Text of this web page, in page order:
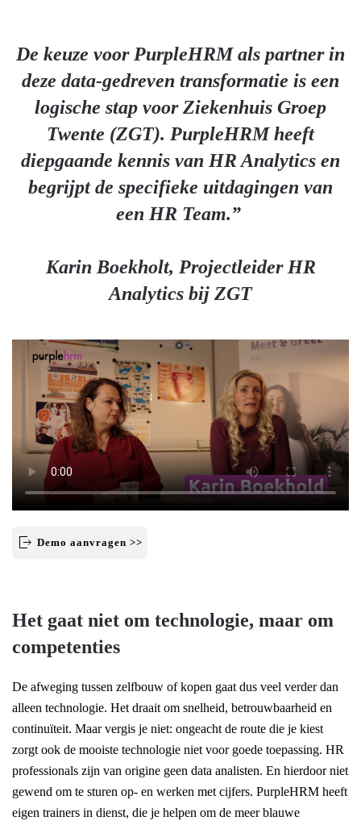
De keuze voor PurpleHRM als partner in
deze data-gedreven transformatie is een
logische stap voor Ziekenhuis Groep
Twente (ZGT). PurpleHRM heeft
diepgaande kennis van HR Analytics en
begrijpt de specifieke uitdagingen van
een HR Team.”
Karin Boekholt, Projectleider HR
Analytics bij ZGT
Demo aanvragen >>
Het gaat niet om technologie, maar om
competenties
De afweging tussen zelfbouw of kopen gaat dus veel verder dan
alleen technologie. Het draait om snelheid, betrouwbaarheid en
continuïteit. Maar vergis je niet: ongeacht de route die je kiest
zorgt ook de mooiste technologie niet voor goede toepassing. HR
professionals zijn van origine geen data analisten. En hierdoor niet
gewend om te sturen op- en werken met cijfers. PurpleHRM heeft
eigen trainers in dienst, die je helpen om de meer blauwe